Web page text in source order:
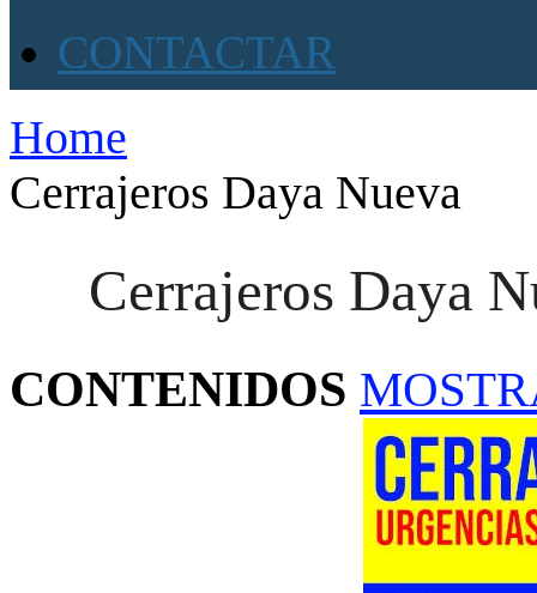
CONTACTAR
Home
Cerrajeros Daya Nueva
Cerrajeros Daya
CONTENIDOS